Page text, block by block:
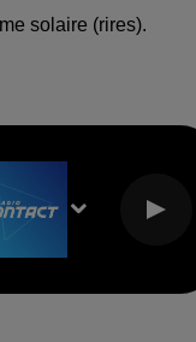
solaire (rires).